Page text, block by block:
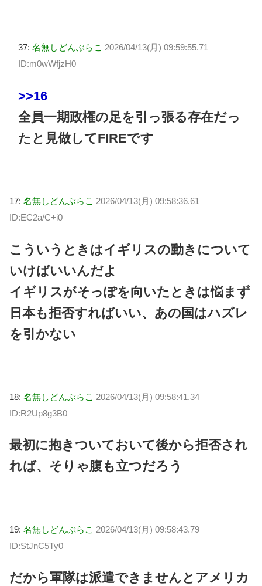
37: 名無しどんぶらこ 2026/04/13(月) 09:59:55.71
ID:m0wWfjzH0
>>16
全員一期政権の足を引っ張る存在だっ
たと見做してFIREです
17: 名無しどんぶらこ 2026/04/13(月) 09:58:36.61
ID:EC2a/C+i0
こういうときはイギリスの動きについて
いけばいいんだよ
イギリスがそっぽを向いたときは悩まず
日本も拒否すればいい、あの国はハズレ
を引かない
18: 名無しどんぶらこ 2026/04/13(月) 09:58:41.34
ID:R2Up8g3B0
最初に抱きついておいて後から拒否され
れば、そりゃ腹も立つだろう
19: 名無しどんぶらこ 2026/04/13(月) 09:58:43.79
ID:StJnC5Ty0
だから軍隊は派遣できませんとアメリカ